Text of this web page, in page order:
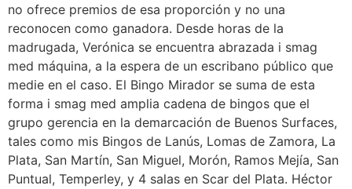
no ofrece premios de esa proporción y no una
reconocen como ganadora. Desde horas de la
madrugada, Verónica se encuentra abrazada i smag
med máquina, a la espera de un escribano público que
medie en el caso. El Bingo Mirador se suma de esta
forma i smag med amplia cadena de bingos que el
grupo gerencia en la demarcación de Buenos Surfaces,
tales como mis Bingos de Lanús, Lomas de Zamora, La
Plata, San Martín, San Miguel, Morón, Ramos Mejía, San
Puntual, Temperley, y 4 salas en Scar del Plata. Héctor